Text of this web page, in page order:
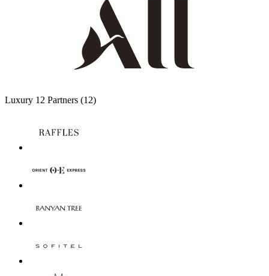
Luxury 12 Partners (12)